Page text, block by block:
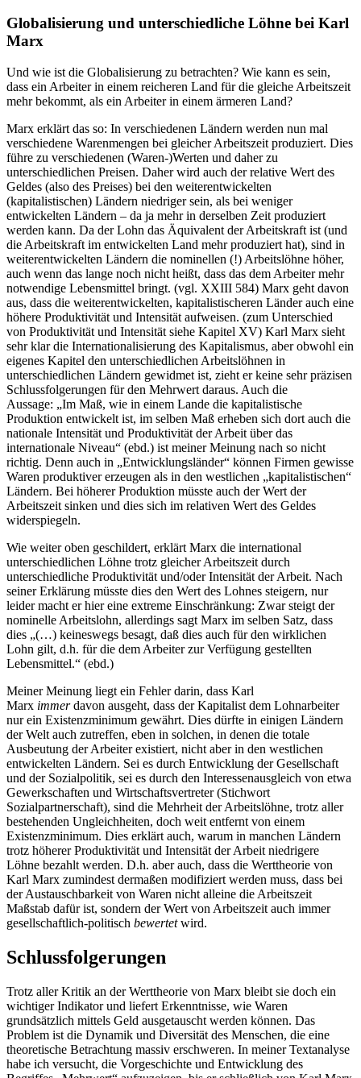
Globalisierung und unterschiedliche Löhne bei Karl
Marx
Und wie ist die Globalisierung zu betrachten? Wie kann es sein,
dass ein Arbeiter in einem reicheren Land für die gleiche Arbeitszeit
mehr bekommt, als ein Arbeiter in einem ärmeren Land?
Marx erklärt das so: In verschiedenen Ländern werden nun mal
verschiedene Warenmengen bei gleicher Arbeitszeit produziert. Dies
führe zu verschiedenen (Waren-)Werten und daher zu
unterschiedlichen Preisen. Daher wird auch der relative Wert des
Geldes (also des Preises) bei den weiterentwickelten
(kapitalistischen) Ländern niedriger sein, als bei weniger
entwickelten Ländern – da ja mehr in derselben Zeit produziert
werden kann. Da der Lohn das Äquivalent der Arbeitskraft ist (und
die Arbeitskraft im entwickelten Land mehr produziert hat), sind in
weiterentwickelten Ländern die nominellen (!) Arbeitslöhne höher,
auch wenn das lange noch nicht heißt, dass das dem Arbeiter mehr
notwendige Lebensmittel bringt. (vgl. XXIII 584) Marx geht davon
aus, dass die weiterentwickelten, kapitalistischeren Länder auch eine
höhere Produktivität und Intensität aufweisen. (zum Unterschied
von Produktivität und Intensität siehe Kapitel XV) Karl Marx sieht
sehr klar die Internationalisierung des Kapitalismus, aber obwohl ein
eigenes Kapitel den unterschiedlichen Arbeitslöhnen in
unterschiedlichen Ländern gewidmet ist, zieht er keine sehr präzisen
Schlussfolgerungen für den Mehrwert daraus. Auch die
Aussage: „Im Maß, wie in einem Lande die kapitalistische
Produktion entwickelt ist, im selben Maß erheben sich dort auch die
nationale Intensität und Produktivität der Arbeit über das
internationale Niveau“ (ebd.) ist meiner Meinung nach so nicht
richtig. Denn auch in „Entwicklungsländer“ können Firmen gewisse
Waren produktiver erzeugen als in den westlichen „kapitalistischen“
Ländern. Bei höherer Produktion müsste auch der Wert der
Arbeitszeit sinken und dies sich im relativen Wert des Geldes
widerspiegeln.
Wie weiter oben geschildert, erklärt Marx die international
unterschiedlichen Löhne trotz gleicher Arbeitszeit durch
unterschiedliche Produktivität und/oder Intensität der Arbeit. Nach
seiner Erklärung müsste dies den Wert des Lohnes steigern, nur
leider macht er hier eine extreme Einschränkung: Zwar steigt der
nominelle Arbeitslohn, allerdings sagt Marx im selben Satz, dass
dies „(…) keineswegs besagt, daß dies auch für den wirklichen
Lohn gilt, d.h. für die dem Arbeiter zur Verfügung gestellten
Lebensmittel.“ (ebd.)
Meiner Meinung liegt ein Fehler darin, dass Karl
Marx immerdavon ausgeht, dass der Kapitalist dem Lohnarbeiter
nur ein Existenzminimum gewährt. Dies dürfte in einigen Ländern
der Welt auch zutreffen, eben in solchen, in denen die totale
Ausbeutung der Arbeiter existiert, nicht aber in den westlichen
entwickelten Ländern. Sei es durch Entwicklung der Gesellschaft
und der Sozialpolitik, sei es durch den Interessenausgleich von etwa
Gewerkschaften und Wirtschaftsvertreter (Stichwort
Sozialpartnerschaft), sind die Mehrheit der Arbeitslöhne, trotz aller
bestehenden Ungleichheiten, doch weit entfernt von einem
Existenzminimum. Dies erklärt auch, warum in manchen Ländern
trotz höherer Produktivität und Intensität der Arbeit niedrigere
Löhne bezahlt werden. D.h. aber auch, dass die Werttheorie von
Karl Marx zumindest dermaßen modifiziert werden muss, dass bei
der Austauschbarkeit von Waren nicht alleine die Arbeitszeit
Maßstab dafür ist, sondern der Wert von Arbeitszeit auch immer
gesellschaftlich-politisch bewertetwird.
Schlussfolgerungen
Trotz aller Kritik an der Werttheorie von Marx bleibt sie doch ein
wichtiger Indikator und liefert Erkenntnisse, wie Waren
grundsätzlich mittels Geld ausgetauscht werden können. Das
Problem ist die Dynamik und Diversität des Menschen, die eine
theoretische Betrachtung massiv erschweren. In meiner Textanalyse
habe ich versucht, die Vorgeschichte und Entwicklung des